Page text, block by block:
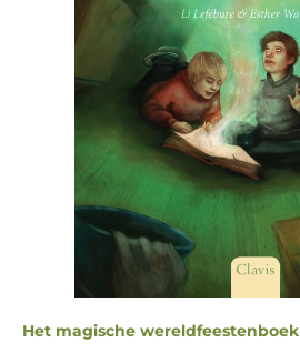
Het magische wereldfeestenboek